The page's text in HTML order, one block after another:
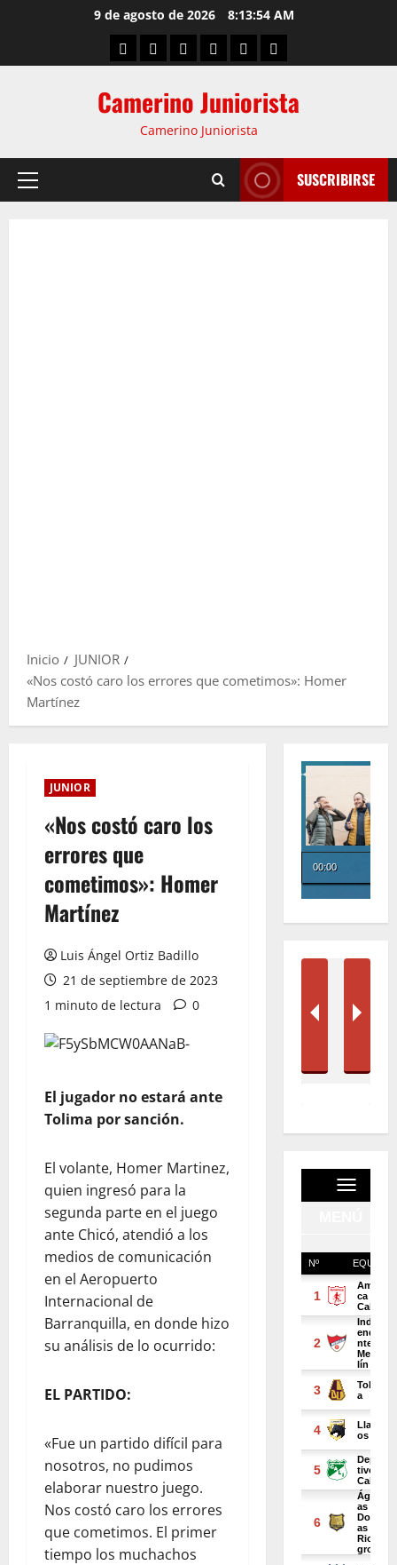
9 de agosto de 2026 8:13:55 AM
Camerino Juniorista
Camerino Juniorista
SUSCRIBIRSE
Inicio
JUNIOR
«Nos costó caro los errores que cometimos»: Homer
Martínez
JUNIOR
«Nos costó caro los
errores que
cometimos»: Homer
Martínez
Luis Ángel Ortiz Badillo
21 de septiembre de 2023
1 minuto de lectura
0
El jugador no estará ante
Tolima por sanción.
El volante, Homer Martinez,
quien ingresó para la
segunda parte en el juego
ante Chicó, atendió a los
medios de comunicación
en el Aeropuerto
Internacional de
Barranquilla, en donde hizo
su análisis de lo ocurrido:
EL PARTIDO:
«Fue un partido difícil para
nosotros, no pudimos
elaborar nuestro juego.
Nos costó caro los errores
que cometimos. El primer
tiempo los muchachos